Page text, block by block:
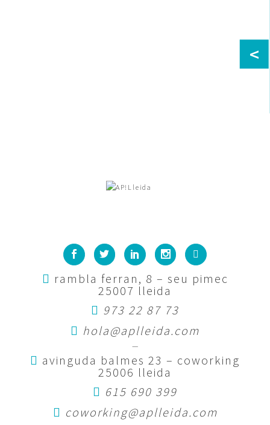
rambla ferran, 8 – seu pimec
25007 lleida
973 22 87 73
hola@aplleida.com
—
avinguda balmes 23 – coworking
25006 lleida
615 690 399
coworking@aplleida.com
<